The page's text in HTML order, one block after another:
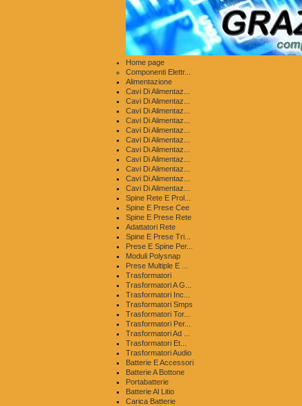
Home page
Componenti Elettr...
Alimentazione
Cavi Di Alimentaz...
Cavi Di Alimentaz...
Cavi Di Alimentaz...
Cavi Di Alimentaz...
Cavi Di Alimentaz...
Cavi Di Alimentaz...
Cavi Di Alimentaz...
Cavi Di Alimentaz...
Cavi Di Alimentaz...
Cavi Di Alimentaz...
Cavi Di Alimentaz...
Spine Rete E Prol...
Spine E Prese Cee
Spine E Prese Rete
Adattatori Rete
Spine E Prese Tri...
Prese E Spine Per...
Moduli Polysnap
Prese Multiple E ...
Trasformatori
Trasformatori A G...
Trasformatori Inc...
Trasformatori Smps
Trasformatori Tor...
Trasformatori Per...
Trasformatori Ad ...
Trasformatori Et...
Trasformatori Audio
Batterie E Accessori
Batterie A Bottone
Portabatterie
Batterie Al Litio
Carica Batterie